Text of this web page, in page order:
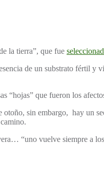
la tierra”, que fue
de un substrato fértil y
“hojas” que fueron los
sin embargo, hay un
“uno vuelve siempre a